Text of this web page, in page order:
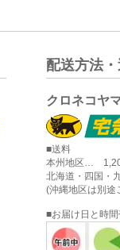
配送方法
クロネコヤ
■送料
本州地区…
北海道・四国
(沖縄地区は別途
■お届け日と時